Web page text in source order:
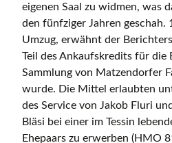
eigenen Saal zu widmen, was
den fünfziger Jahren geschah.
Umzug, erwähnt der
Teil des Ankaufskredits für die
Sammlung von Matzendorfer
wurde. Die Mittel erlaubten
des Service von Jakob Fluri
Bläsi bei einer im Tessin
Ehepaars zu erwerben (HMO